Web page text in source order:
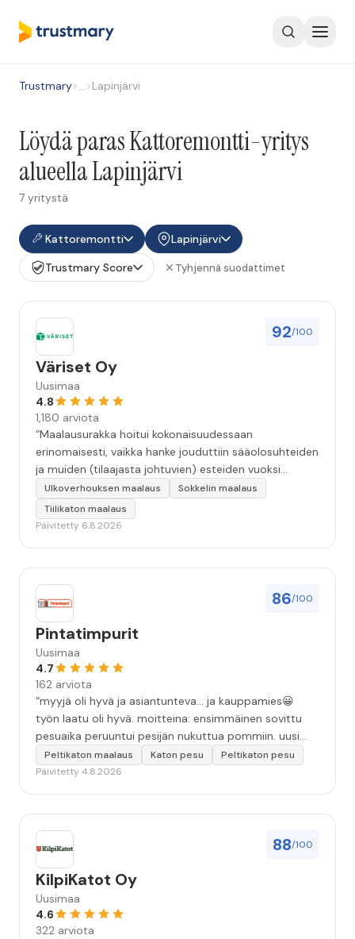
Trustmary>…>Lapinjärvi
Löydä paras Kattoremontti-yritys
alueella Lapinjärvi
7 yritystä
Kattoremontti
Lapinjärvi
Trustmary Score
Tyhjennä suodattimet
92/100
Väriset Oy
Uusimaa
4.8
1,180 arviota
“Maalausurakka hoitui kokonaisuudessaan
erinomaisesti, vaikka hanke jouduttiin sääolosuhteiden
ja muiden (tilaajasta johtuvien) esteiden vuoksi
keskeyttämään n. 3 viikoksi. Maalaistulos on oikein
hyvä, yhteydenpito erinomaista, jälkityöt tehtiin
huolellisesti. Suosittelen. Erityiskiitos itse maalareille:
Ulkoverhouksen maalaus
Sokkelin maalaus
Tiilikaton maalaus
Päivitetty 6.8.2026
86/100
Pintatimpurit
Uusimaa
4.7
162 arviota
“myyjä oli hyvä ja asiantunteva... ja kauppamies😀
työn laatu oli hyvä. moitteina: ensimmäinen sovittu
pesuaika peruuntui pesijän nukuttua pommiin. uusi
aika piti ja työn jälki oikein hyvää ja osaavaa. toinen
murhe tuli koska olimme matkoilla ja jossain
vuorokautta pihalle...kunnes naapuri uskaltautui
hommiin ja hyvä tulee. ”
Peltikaton maalaus Katon pesu
Peltikaton pesu
Päivitetty 4.8.2026
88/100
KilpiKatot Oy
Uusimaa
4.6
322 arviota